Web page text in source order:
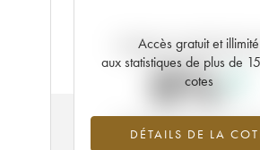
Accès gratuit et illimité
aux statistiques de plus de
cotes
DÉTAILS DE LA
Tendance actuelle de la
0%
Tendance à la hausse du
2000 en 2026 par rapport à